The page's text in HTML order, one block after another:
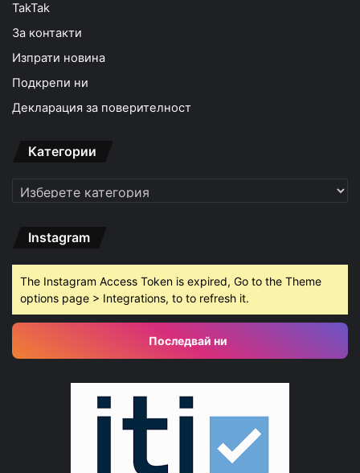
TakTak
За контакти
Изпрати новина
Подкрепи ни
Декларация за поверителност
Категории
Категории
Instagram
The Instagram Access Token is expired, Go to the Theme
options page > Integrations, to to refresh it.
Последвай ни